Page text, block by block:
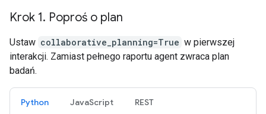
Krok 1. Poproś o plan
Ustaw collaborative_planning=True w pierwszej
interakcji. Zamiast pełnego raportu agent zwraca plan
badań.
Python JavaScript REST